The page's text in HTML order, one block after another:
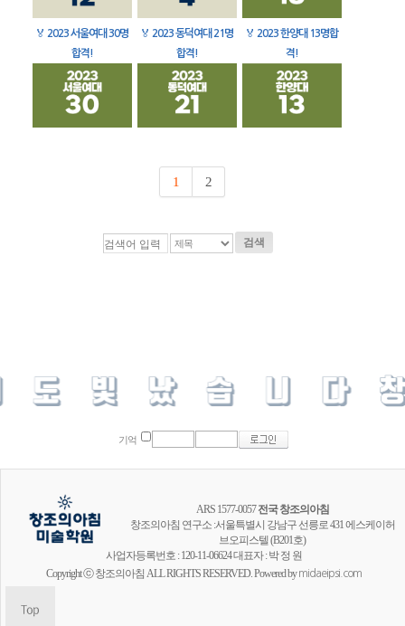
🏅 2023 서울여대 30명
합격!
🏅 2023 동덕여대 21명
합격!
🏅 2023 한양대 13명합
격!
1 2
검색
기억
ARS 1577-0057전국 창조의아침
창조의아침 연구소 :서울특별시 강남구 선릉로 431 에스케이허
브오피스텔 (B201호)
사업자등록번호 : 120-11-06624 대표자 : 박 정 원
Copyright ⓒ 창조의아침 ALL RIGHTS RESERVED. Powered bymidaeipsi.com